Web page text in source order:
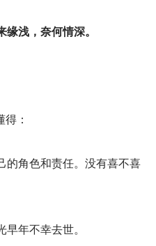
缘浅，奈何情深。
：
的角色和责任。没有喜不喜
年不幸去世。